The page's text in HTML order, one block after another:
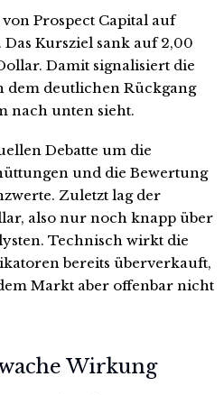
Prospect Capital auf
Das Kursziel sank auf 2,00
Damit signalisiert die
dem deutlichen Rückgang
nach unten sieht.
Debatte um die
und die Bewertung
Zuletzt lag der
also nur noch knapp über
Technisch wirkt die
bereits überverkauft,
Markt aber offenbar nicht
Wirkung